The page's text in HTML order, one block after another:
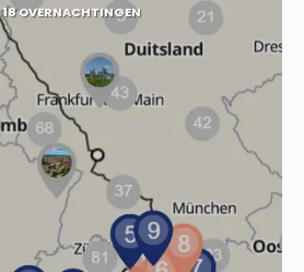
18 OVERNACHTINGEN